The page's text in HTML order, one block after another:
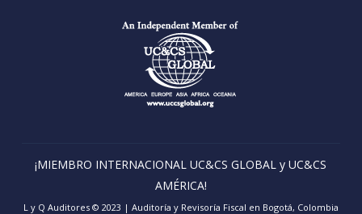
¡MIEMBRO INTERNACIONAL UC&CS GLOBAL y UC&CS
AMÉRICA!
L y Q Auditores © 2023 | Auditoría y Revisoría Fiscal en Bogotá, Colombia